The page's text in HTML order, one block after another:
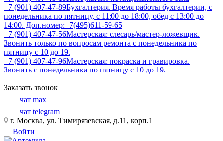
+7 (901) 407-47-89Бухгалтерия. Время работы бухгалтерии, с
понедельника по пятницу, с 11:00 до 18:00, обед с 13:00 до
14:00. Доп.номер:+7(495)611-59-65
+7 (901) 407-47-56Мастерская: слесарь/мастер-ложевщик.
Звонить только по вопросам ремонта с понедельника по
пятницу с 10 до 19.
+7 (901) 407-47-96Мастерская: покраска и гравировка.
Звонить с понедельника по пятницу с 10 до 19.
Заказать звонок
чат max
чат telegram
г. Москва, ул. Тимирязевская, д.11, корп.1
Войти